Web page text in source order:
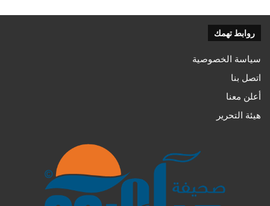
روابط تهمك
سياسة الخصوصية
اتصل بنا
أعلن معنا
هيئة التحرير